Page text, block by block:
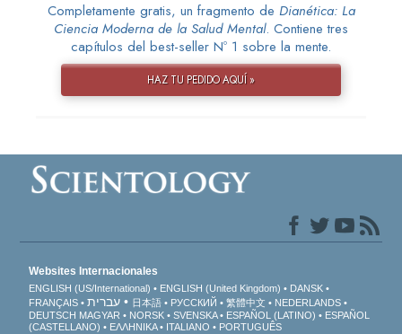
Completamente gratis, un fragmento de Dianética: La
Ciencia Moderna de la Salud Mental. Contiene tres
capítulos del best-seller Nº 1 sobre la mente.
HAZ TU PEDIDO AQUÍ »
Websites Internacionales
ENGLISH (US/International) ENGLISH (United Kingdom)
DANSK
FRANÇAIS
עברית 日本語 РУССКИЙ 繁體中文
NEDERLANDS
DEUTSCH MAGYAR NORSK SVENSKA ESPAÑOL (LATINO)
ESPAÑOL
(CASTELLANO)
ΕΛΛΗΝΙΚA ITALIANO PORTUGUÊS